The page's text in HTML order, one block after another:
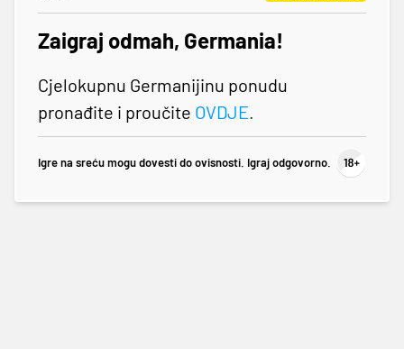
Zaigraj odmah, Germania!
Cjelokupnu Germanijinu ponudu
pronađite i proučite OVDJE
Igre na sreću mogu dovesti do ovisnosti. Igraj odgovorno.